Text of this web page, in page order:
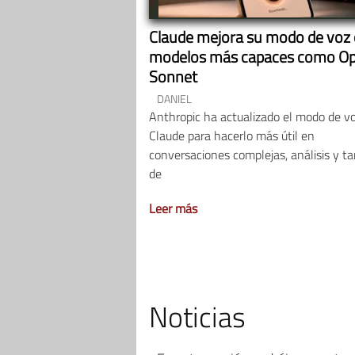
Claude mejora su modo de
modelos más capaces como
Sonnet
DANIEL
Anthropic ha actualizado el modo de
Claude para hacerlo más útil en
conversaciones complejas, análisis y
de
Leer más
Noticias